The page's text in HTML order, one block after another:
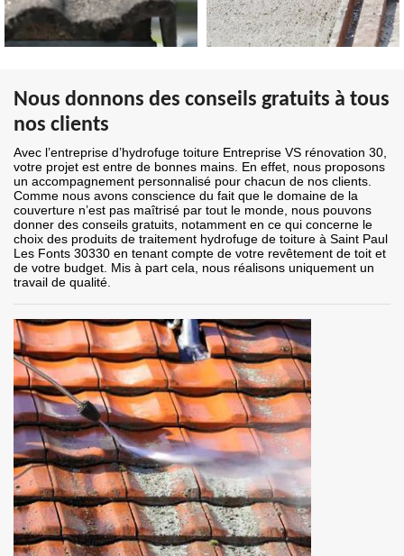
Nous donnons des conseils gratuits à tous
nos clients
Avec l’entreprise d’hydrofuge toiture Entreprise VS rénovation 30,
votre projet est entre de bonnes mains. En effet, nous proposons
un accompagnement personnalisé pour chacun de nos clients.
Comme nous avons conscience du fait que le domaine de la
couverture n’est pas maîtrisé par tout le monde, nous pouvons
donner des conseils gratuits, notamment en ce qui concerne le
choix des produits de traitement hydrofuge de toiture à Saint Paul
Les Fonts 30330 en tenant compte de votre revêtement de toit et
de votre budget. Mis à part cela, nous réalisons uniquement un
travail de qualité.